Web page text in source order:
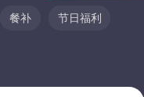
餐补 节日福利